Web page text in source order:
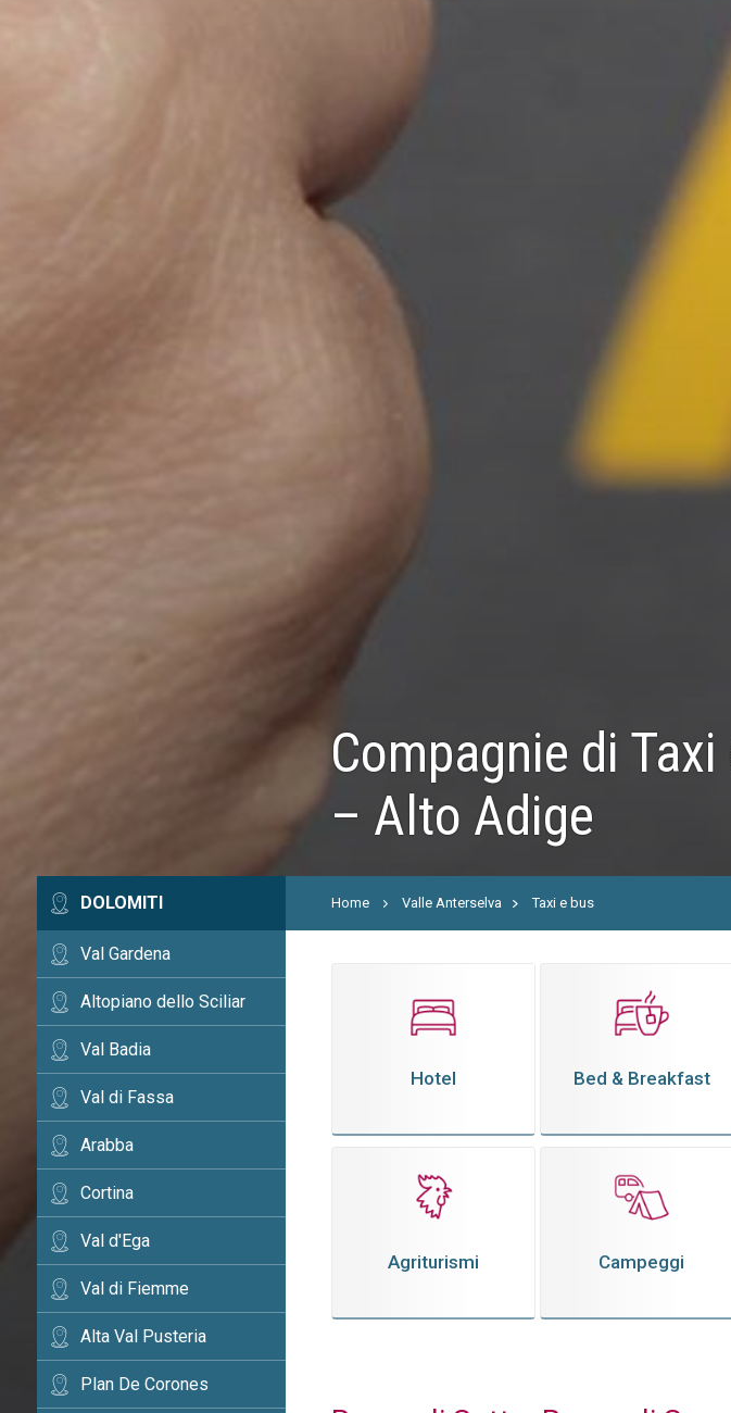
Compagnie di
– Alto Adige
DOLOMITI
Val Gardena
Altopiano dello Sciliar
Val Badia
Val di Fassa
Arabba
Cortina
Val d'Ega
Val di Fiemme
Alta Val Pusteria
Plan De Corones
Home Valle Anterselva Taxi e bus
Hotel Bed & Breakfast
Agriturismi Campeggi